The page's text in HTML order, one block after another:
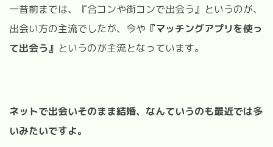
一昔前までは、『合コンや街コンで出会う』というのが、
出会い方の主流でしたが、今や 『マッチングアプリを使っ
て出会う』 というのが主流となっています。
ネットで出会いそのまま結婚、なんていうのも最近では多
いみたいですよ。